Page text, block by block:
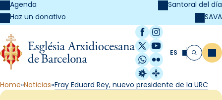
Agenda
Haz un donativo
Santoral del día
SAVA
Facebook
Instagram
X / Twitter
YouTube
WhatsApp
Flickr
Radio Estel
Catalunya
ES Buscar
Home Noticias Fray Eduard Rey, nuevo presidente de la URC